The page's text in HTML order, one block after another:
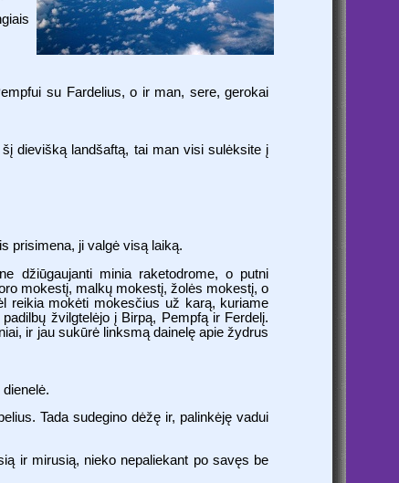
su Fardelius, o ir man, sere, gerokai
dievišką landšaftą, tai man visi sulėksite į
prisimena, ji valgė visą laiką.
džiūgaujanti minia raketodrome, o putni
mokestį, malkų mokestį, žolės mokestį, o
reikia mokėti mokesčius už karą, kuriame
žvilgtelėjo į Birpą, Pempfą ir Ferdelį.
ir jau sukūrė linksmą dainelę apie žydrus
Tada sudegino dėžę ir, palinkėję vadui
ir mirusią, nieko nepaliekant po savęs be